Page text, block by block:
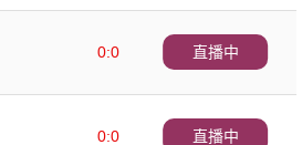
0:0
直播中
0:0
直播中